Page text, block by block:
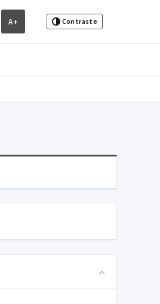
A+ Contraste